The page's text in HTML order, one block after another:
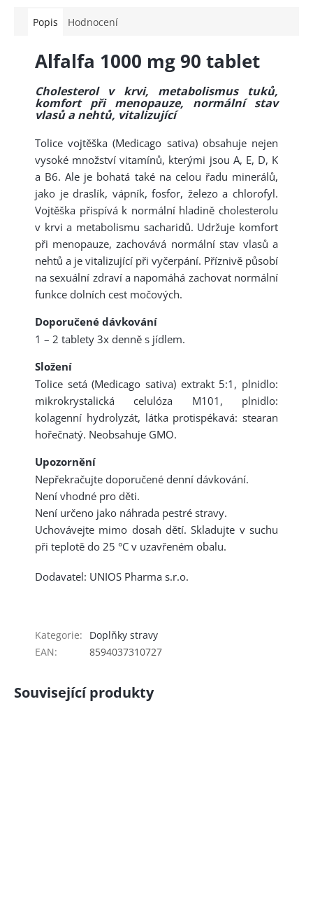
Popis Hodnocení
Alfalfa 1000 mg 90 tablet
Cholesterol v krvi, metabolismus tuků,
komfort při menopauze, normální stav
vlasů a nehtů, vitalizující
Tolice vojtěška (Medicago sativa) obsahuje nejen
vysoké množství vitamínů, kterými jsou A, E, D, K
a B6. Ale je bohatá také na celou řadu minerálů,
jako je draslík, vápník, fosfor, železo a chlorofyl.
Vojtěška přispívá k normální hladině cholesterolu
v krvi a metabolismu sacharidů. Udržuje komfort
při menopauze, zachovává normální stav vlasů a
nehtů a je vitalizující při vyčerpání. Příznivě působí
na sexuální zdraví a napomáhá zachovat normální
funkce dolních cest močových.
Doporučené dávkování
1 – 2 tablety 3x denně s jídlem.
Složení
Tolice setá (Medicago sativa) extrakt 5:1, plnidlo:
mikrokrystalická celulóza M101, plnidlo:
kolagenní hydrolyzát, látka protispékavá: stearan
hořečnatý. Neobsahuje GMO.
Upozornění
Nepřekračujte doporučené denní dávkování.
Není vhodné pro děti.
Není určeno jako náhrada pestré stravy.
Uchovávejte mimo dosah dětí. Skladujte v suchu
při teplotě do 25 °C v uzavřeném obalu.
Dodavatel: UNIOS Pharma s.r.o.
Kategorie:
Doplňky stravy
EAN: 8594037310727
Související produkty